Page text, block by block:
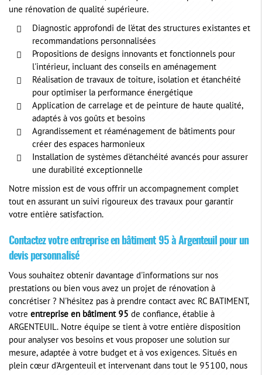
une rénovation de qualité supérieure.
Diagnostic approfondi de l'état des structures existantes et
recommandations personnalisées
Propositions de designs innovants et fonctionnels pour
l'intérieur, incluant des conseils en aménagement
Réalisation de travaux de toiture, isolation et étanchéité
pour optimiser la performance énergétique
Application de carrelage et de peinture de haute qualité,
adaptés à vos goûts et besoins
Agrandissement et réaménagement de bâtiments pour
créer des espaces harmonieux
Installation de systèmes d'étanchéité avancés pour assurer
une durabilité exceptionnelle
Notre mission est de vous offrir un accompagnement complet
tout en assurant un suivi rigoureux des travaux pour garantir
votre entière satisfaction.
Contactez votre entreprise en bâtiment 95 à Argenteuil pour un
devis personnalisé
Vous souhaitez obtenir davantage d'informations sur nos
prestations ou bien vous avez un projet de rénovation à
concrétiser ? N'hésitez pas à prendre contact avec RC BATIMENT,
votre entreprise en bâtiment 95 de confiance, établie à
ARGENTEUIL. Notre équipe se tient à votre entière disposition
pour analyser vos besoins et vous proposer une solution sur
mesure, adaptée à votre budget et à vos exigences. Situés en
plein cœur d'Argenteuil et intervenant dans tout le 95100, nous